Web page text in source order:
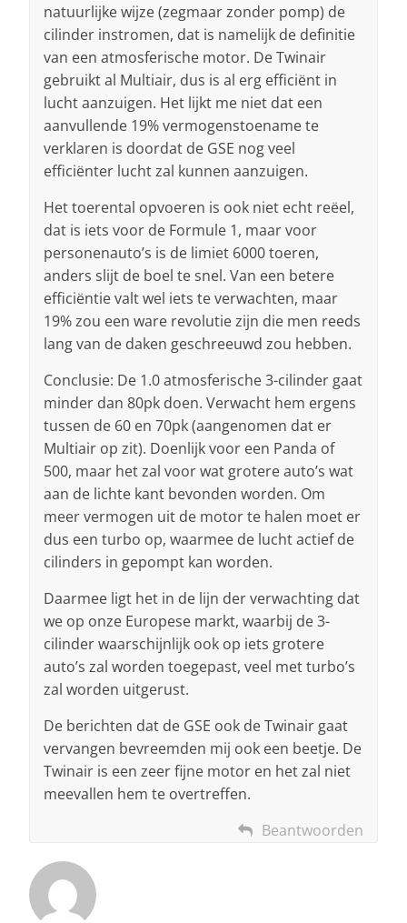
natuurlijke wijze (zegmaar zonder pomp) de
cilinder instromen, dat is namelijk de definitie
van een atmosferische motor. De Twinair
gebruikt al Multiair, dus is al erg efficiënt in
lucht aanzuigen. Het lijkt me niet dat een
aanvullende 19% vermogenstoename te
verklaren is doordat de GSE nog veel
efficiënter lucht zal kunnen aanzuigen.
Het toerental opvoeren is ook niet echt reëel,
dat is iets voor de Formule 1, maar voor
personenauto’s is de limiet 6000 toeren,
anders slijt de boel te snel. Van een betere
efficiëntie valt wel iets te verwachten, maar
19% zou een ware revolutie zijn die men reeds
lang van de daken geschreeuwd zou hebben.
Conclusie: De 1.0 atmosferische 3-cilinder gaat
minder dan 80pk doen. Verwacht hem ergens
tussen de 60 en 70pk (aangenomen dat er
Multiair op zit). Doenlijk voor een Panda of
500, maar het zal voor wat grotere auto’s wat
aan de lichte kant bevonden worden. Om
meer vermogen uit de motor te halen moet er
dus een turbo op, waarmee de lucht actief de
cilinders in gepompt kan worden.
Daarmee ligt het in de lijn der verwachting dat
we op onze Europese markt, waarbij de 3-
cilinder waarschijnlijk ook op iets grotere
auto’s zal worden toegepast, veel met turbo’s
zal worden uitgerust.
De berichten dat de GSE ook de Twinair gaat
vervangen bevreemden mij ook een beetje. De
Twinair is een zeer fijne motor en het zal niet
meevallen hem te overtreffen.
Beantwoorden